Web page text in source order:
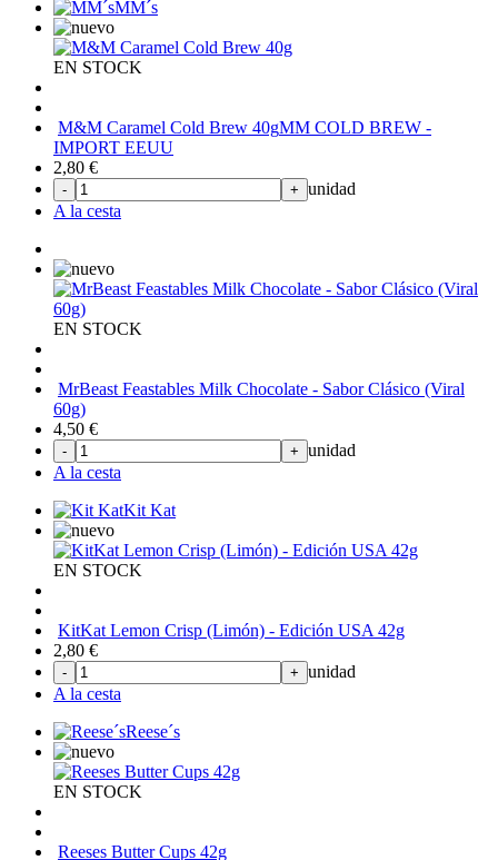
MM´s
EN STOCK
M&M Caramel Cold Brew 40gMM COLD BREW -
IMPORT EEUU
2,80 €
- + unidad
A la cesta
EN STOCK
MrBeast Feastables Milk Chocolate - Sabor Clásico (Viral
60g)
4,50 €
- + unidad
A la cesta
Kit Kat
EN STOCK
KitKat Lemon Crisp (Limón) - Edición USA 42g
2,80 €
- + unidad
A la cesta
Reese´s
EN STOCK
Reeses Butter Cups 42g